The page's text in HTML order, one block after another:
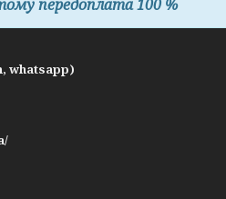
передоплата 100 %
whatsapp)